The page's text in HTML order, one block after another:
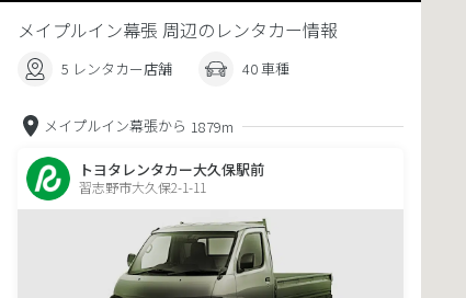
メイプルイン幕張 周辺のレンタカー情報
5 レンタカー店舗 40 車種
メイプルイン幕張から 1879m
トヨタレンタカー大久保駅前
習志野市大久保2-1-11